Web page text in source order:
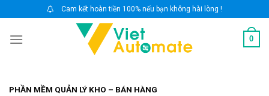
content
Cam kết hoàn tiền 100% nếu bạn không hài lòng !
0
PHẦN MỀM QUẢN LÝ KHO – BÁN HÀNG